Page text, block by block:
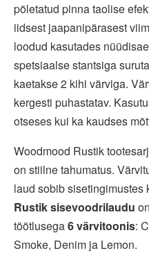
põletatud pinna taolise
iidsest jaapanipärasest
loodud kasutades
spetsiaalse stantsiga
kaetakse 2 kihi värviga.
kergesti puhastatav.
otseses kui ka kaudses
Woodmood Rustik
on stiilne tahumatus.
laud sobib sisetingimustes
Rustik sisevoodrilaudu
töötlusega6 värvitoonis:
Smoke, Denim ja Lemon.